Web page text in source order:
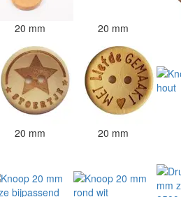
20 mm 20 mm
20 mm 20 mm